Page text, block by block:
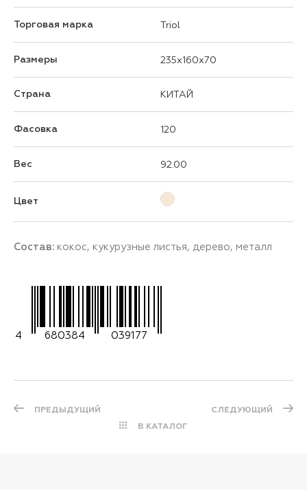
Торговая марка Triol
Размеры 235x160x70
Страна КИТАЙ
Фасовка 120
Вес 92.00
Цвет
Состав: кокос, кукурузные листья, дерево, металл
4 680384 039177
ПРЕДЫДУЩИЙ
В КАТАЛОГ
СЛЕДУЮЩИЙ